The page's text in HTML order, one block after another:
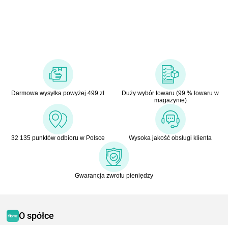
Darmowa wysyłka powyżej 499 zł
Duży wybór towaru (99 % towaru w
magazynie)
32 135 punktów odbioru w Polsce Wysoka jakość obsługi klienta
Gwarancja zwrotu pieniędzy
O spółce